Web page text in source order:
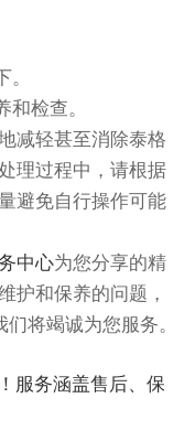
检查。
轻甚至消除泰格
理过程中，请根据
避免自行操作可能
中心为您分享的精
护和保养的问题，
将竭诚为您服务。